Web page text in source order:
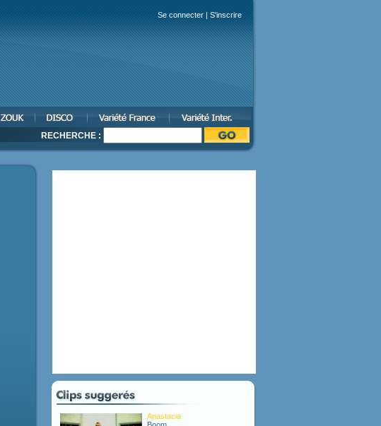
Se connecter | S'inscrire
RECHERCHE :
Anastacia